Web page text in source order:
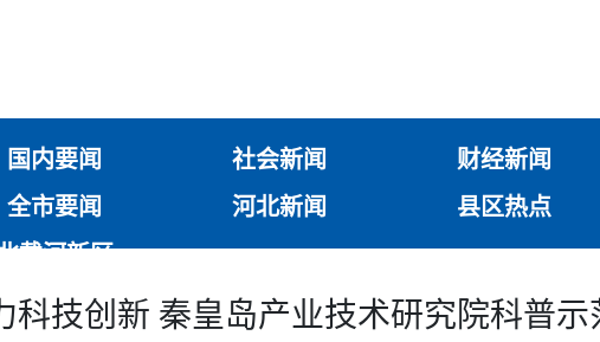
国内要闻 社会新闻 财经新闻
全市要闻 河北新闻 县区热点
戴河新区
科技创新 秦皇岛产业技术研究院科普